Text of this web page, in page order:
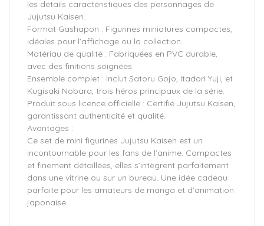
les détails caractéristiques des personnages de
Jujutsu Kaisen.
Format Gashapon : Figurines miniatures compactes,
idéales pour l’affichage ou la collection.
Matériau de qualité : Fabriquées en PVC durable,
avec des finitions soignées.
Ensemble complet : Inclut Satoru Gojo, Itadori Yuji, et
Kugisaki Nobara, trois héros principaux de la série.
Produit sous licence officielle : Certifié Jujutsu Kaisen,
garantissant authenticité et qualité.
Avantages :
Ce set de mini figurines Jujutsu Kaisen est un
incontournable pour les fans de l’anime. Compactes
et finement détaillées, elles s’intègrent parfaitement
dans une vitrine ou sur un bureau. Une idée cadeau
parfaite pour les amateurs de manga et d’animation
japonaise.